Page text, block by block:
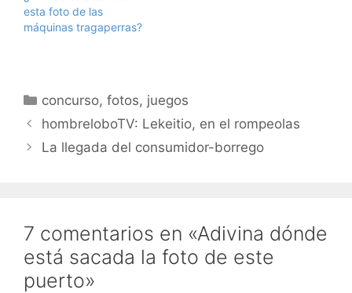
esta foto de las
máquinas tragaperras?
Categorías
concurso,fotos, juegos
hombreloboTV: Lekeitio, en el rompeolas
La llegada del consumidor-borrego
7 comentarios en «Adivina dónde
está sacada la foto de este
puerto»